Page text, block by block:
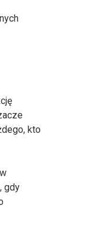
kto
gdy